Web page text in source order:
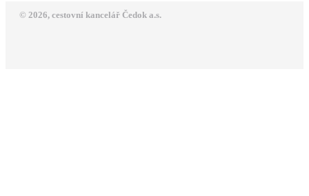
© 2026, cestovní kancelář Čedok a.s.